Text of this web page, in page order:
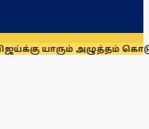
அழுத்தம் கொடுக்க